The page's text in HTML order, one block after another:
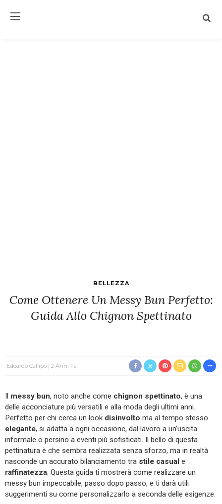
BELLEZZA
Come Ottenere Un Messy Bun Perfetto:
Guida Allo Chignon Spettinato
Edoardo Callipo 2 Anni Fa
Il messy bun, noto anche come chignon spettinato, è una
delle acconciature più versatili e alla moda degli ultimi anni.
Perfetto per chi cerca un look disinvolto ma al tempo stesso
elegante, si adatta a ogni occasione, dal lavoro a un’uscita
informale o persino a eventi più sofisticati. Il bello di questa
pettinatura è che sembra realizzata senza sforzo, ma in realtà
nasconde un accurato bilanciamento tra stile casual e
raffinatezza. Questa guida ti mostrerà come realizzare un
messy bun impeccabile, passo dopo passo, e ti darà utili
suggerimenti su come personalizzarlo a seconda delle esigenze.